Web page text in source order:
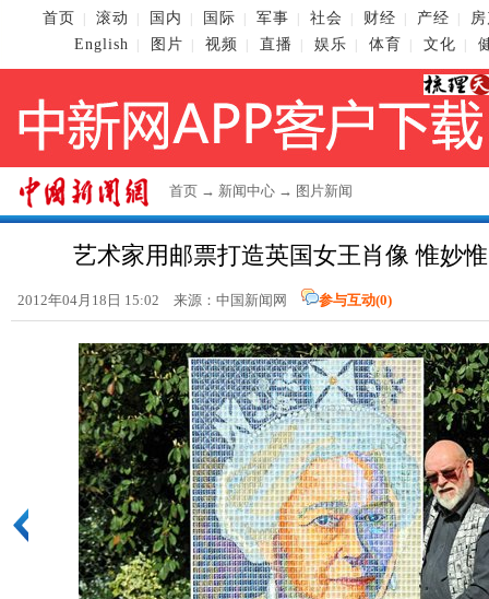
首页 滚动 国内 国际 军事 社会 财经 产经
English
图片 视频 直播 娱乐 体育 文化
首页 → 新闻中心 → 图片新闻
艺术家用邮票打造英国女王肖像 惟妙
2012年04月18日 15:02 来源：中国新闻网 参与互动(0)